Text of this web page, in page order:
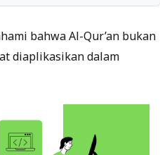
bahwa Al-Qur’an bukan
diaplikasikan dalam